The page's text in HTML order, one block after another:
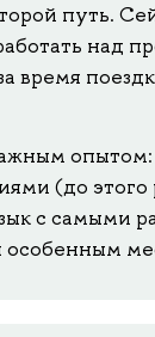
путь.
над
время
опытом:
(до этого
с самыми
особенным